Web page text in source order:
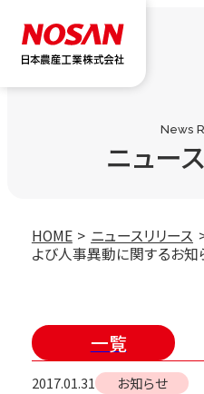
News
ニュー
HOME ニュースリリース
よび人事異動に関するお知
一覧
2017.01.31 お知らせ